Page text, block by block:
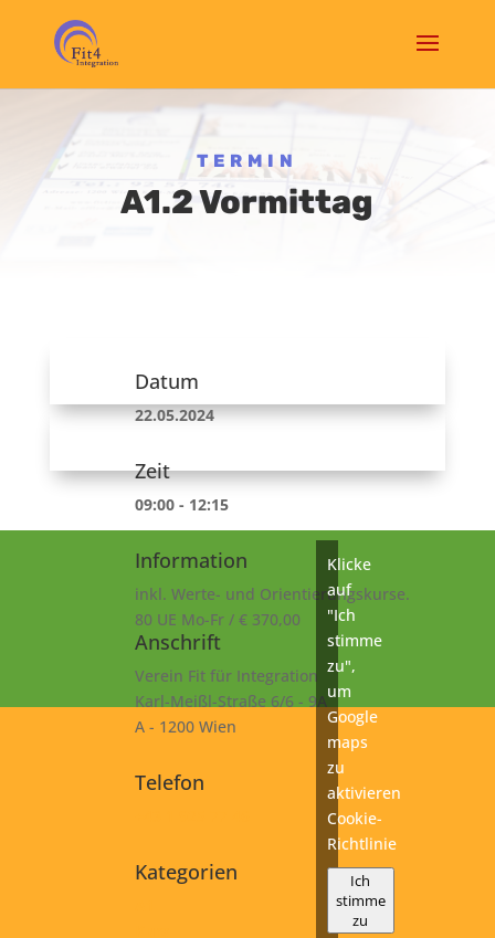
TERMIN
A1.2 Vormittag
Datum
22.05.2024
Zeit
09:00 - 12:15
Information
inkl. Werte- und Orientierungskurse.
80 UE Mo-Fr / € 370,00
Anschrift
Verein Fit für Integration
Karl-Meißl-Straße 6/6 - 9A
A - 1200 Wien
Telefon
Kategorien
Klicke
auf
"Ich
stimme
zu",
um
Google
maps
zu
aktivieren
Cookie-
Richtlinie
Ich
stimme
zu